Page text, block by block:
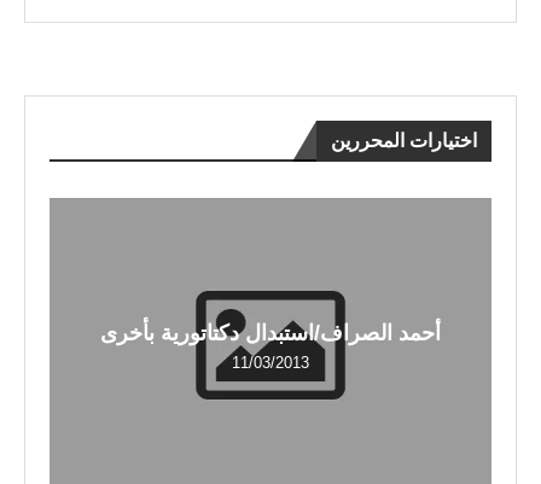
اختيارات المحررين
أحمد الصراف/استبدال دكتاتورية بأخرى
11/03/2013